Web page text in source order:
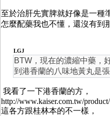
至於治肝先實脾就好像是一種
怎麼配藥我也不懂，還沒有到
LGJ
BTW，現在的濃縮中藥，
到港香蘭的八味地黃丸是張
我看了一下港香蘭的方，
http://www.kaiser.com.tw/
這各方跟桂林本的不一樣，